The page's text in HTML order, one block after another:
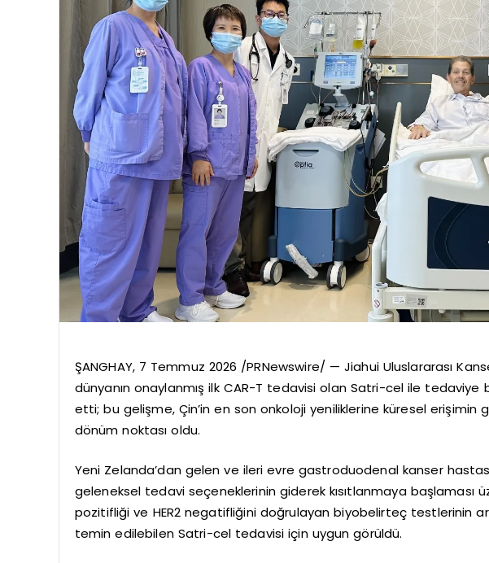
ŞANGHAY, 7 Temmuz 2026 /PRNewswire/ — Jiahui Uluslararası
dünyanın onaylanmış ilk CAR-T tedavisi olan Satri-cel ile tedaviye
etti; bu gelişme, Çin’in en son onkoloji yeniliklerine küresel erişimin
dönüm noktası oldu.
Yeni Zelanda’dan gelen ve ileri evre gastroduodenal kanser
geleneksel tedavi seçeneklerinin giderek kısıtlanmaya başlaması
pozitifliği ve HER2 negatifliğini doğrulayan biyobelirteç testlerinin
temin edilebilen Satri-cel tedavisi için uygun görüldü.